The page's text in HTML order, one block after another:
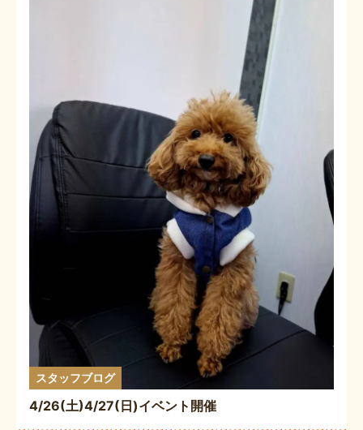
スタッフブログ
4/26(土)4/27(日)イベント開催